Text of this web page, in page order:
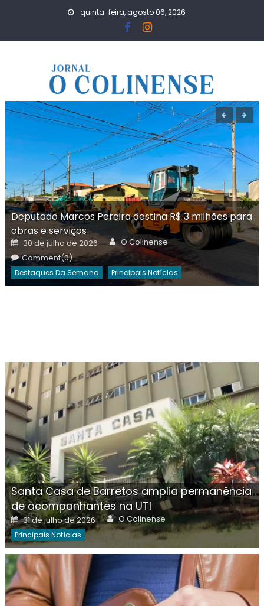
quinta-feira, agosto 06, 2026
Deputado Marcos Pereira destina R$ 3 milhões para
obras e serviços
Posted
on
30 de julho de 2026 Author
O Colinense
Comment(0)
Destaques Da Semana Principais Notícias
Santa Casa de Barretos amplia permanência
de acompanhantes na UTI
Posted
on
31 de julho de 2026 Author
O Colinense
Principais Notícias